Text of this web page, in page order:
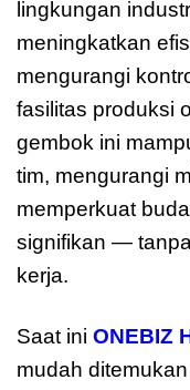
lingkungan
meningkatkan
mengurangi
fasilitas produksi
gembok ini
tim, mengurangi
memperkuat
signifikan —
kerja.
Saat ini ONEBIZ
mudah